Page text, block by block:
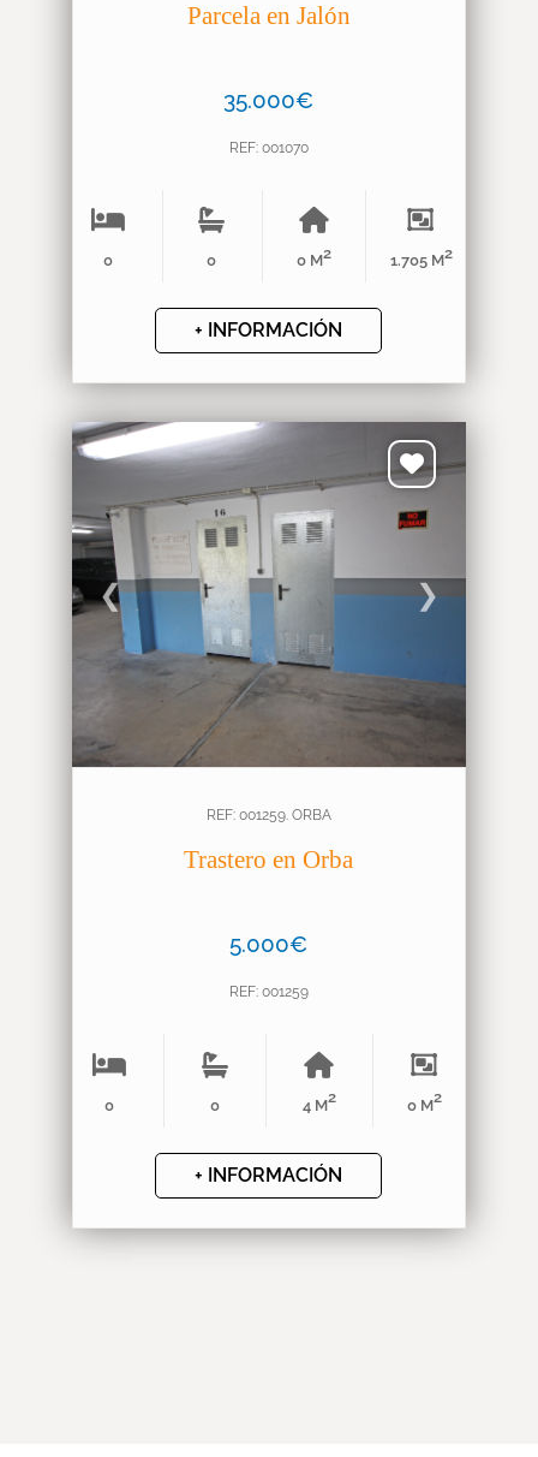
Parcela en Jalón
35.000€
REF: 001070
0 0 0 M2 1.705 M2
+ INFORMACIÓN
❮ ❯
REF: 001259. ORBA
Trastero en Orba
5.000€
REF: 001259
0 0 4 M2 0 M2
+ INFORMACIÓN